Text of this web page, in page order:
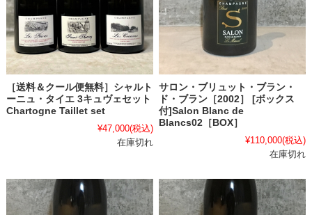
［送料＆クール便無料］シャルト
ーニュ・タイエ 3キュヴェセット
Chartogne Taillet set
¥47,000(税込)
在庫切れ
サロン・ブリュット・ブラン・
ド・ブラン［2002］ [ボックス
付]Salon Blanc de
Blancs02［BOX］
¥110,000(税込)
在庫切れ